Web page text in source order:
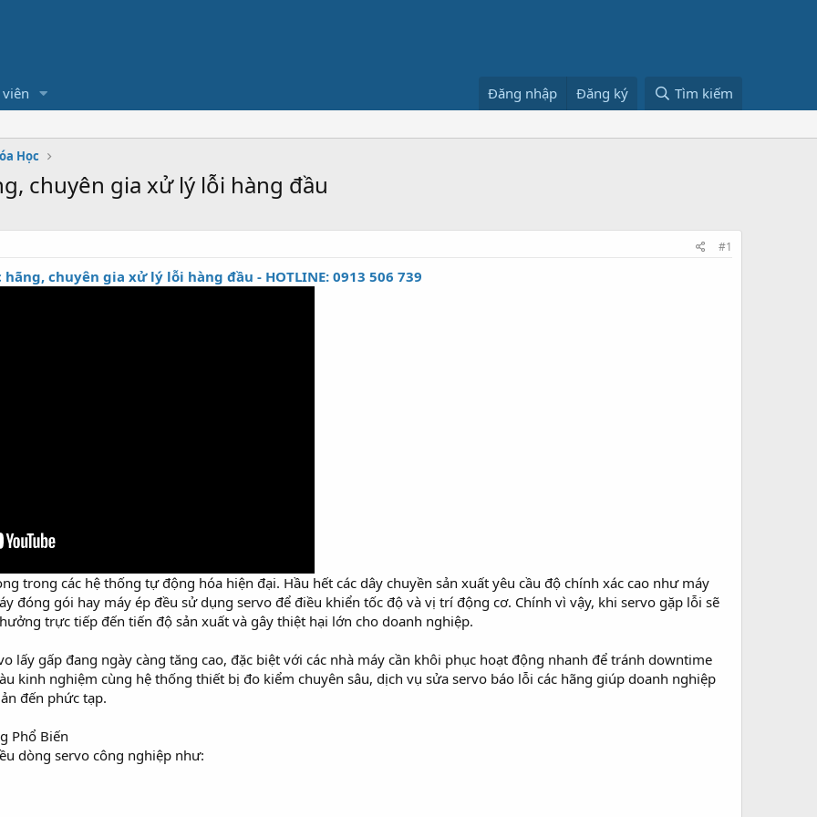
Đăng nhập Đăng ký Tìm kiếm
Học
chuyên gia xử lý lỗi hàng đầu
#1
chuyên gia xử lý lỗi hàng đầu - HOTLINE: 0913 506 739
trong các hệ thống tự động hóa hiện đại. Hầu hết các dây chuyền sản xuất yêu cầu độ chính xác cao như máy
đóng gói hay máy ép đều sử dụng servo để điều khiển tốc độ và vị trí động cơ. Chính vì vậy, khi servo gặp lỗi sẽ
trực tiếp đến tiến độ sản xuất và gây thiệt hại lớn cho doanh nghiệp.
lấy gấp đang ngày càng tăng cao, đặc biệt với các nhà máy cần khôi phục hoạt động nhanh để tránh downtime
kinh nghiệm cùng hệ thống thiết bị đo kiểm chuyên sâu, dịch vụ sửa servo báo lỗi các hãng giúp doanh nghiệp
đến phức tạp.
Phổ Biến
dòng servo công nghiệp như: